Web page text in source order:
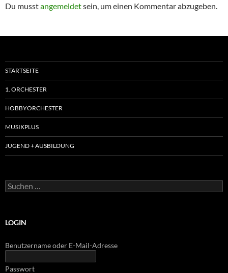
Du musstangemeldetsein, um einen Kommentar abzugeben.
STARTSEITE
1. ORCHESTER
HOBBYORCHESTER
MUSIKPLUS
JUGEND + AUSBILDUNG
Suchen
nach:
LOGIN
Benutzername oder E-Mail-Adresse
Passwort